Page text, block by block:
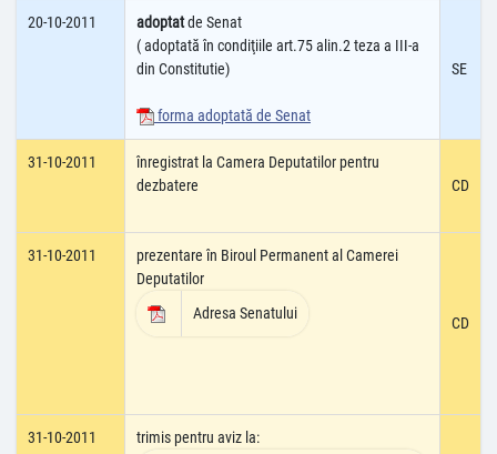
20-10-2011 adoptatde Senat
( adoptată în condiţiile art.75 alin.2 teza a III-a
din Constitutie)
forma adoptată de Senat
SE
31-10-2011
înregistrat la Camera Deputatilor pentru
dezbatere
CD
31-10-2011
prezentare în Biroul Permanent al Camerei
Deputatilor
Adresa Senatului
CD
31-10-2011
trimis pentru aviz la: